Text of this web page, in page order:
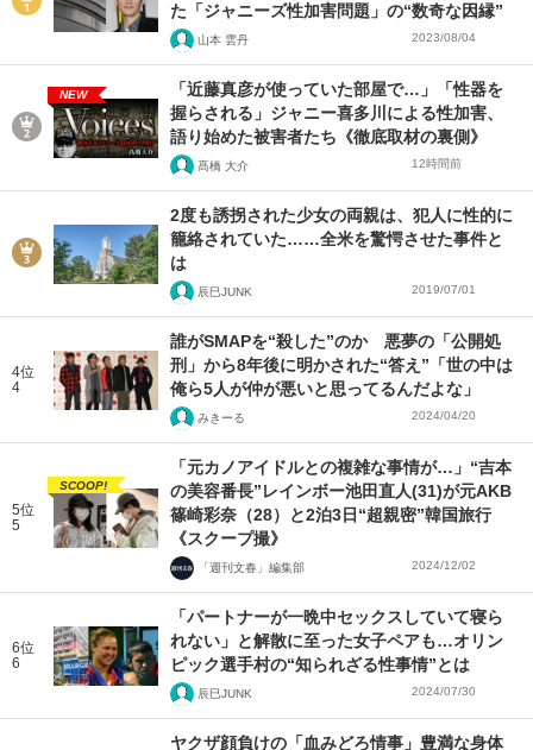
た「ジャニーズ性加害問題」の“数奇な因縁”
山本 雲丹 2023/08/04
NEW
「近藤真彦が使っていた部屋で…」「性器を
握らされる」ジャニー喜多川による性加害、
語り始めた被害者たち《徹底取材の裏側》
髙橋 大介 12時間前
2度も誘拐された少女の両親は、犯人に性的に
籠絡されていた……全米を驚愕させた事件と
は
辰巳JUNK 2019/07/01
4位
4
誰がSMAPを“殺した”のか 悪夢の「公開処
刑」から8年後に明かされた“答え”「世の中は
俺ら5人が仲が悪いと思ってるんだよな」
みきーる 2024/04/20
5位
5
SCOOP!
「元カノアイドルとの複雑な事情が…」“吉本
の美容番長”レインボー池田直人(31)が元AKB
篠崎彩奈（28）と2泊3日“超親密”韓国旅行
《スクープ撮》
「週刊文春」編集部 2024/12/02
6位
6
「パートナーが一晩中セックスしていて寝ら
れない」と解散に至った女子ペアも…オリン
ピック選手村の“知られざる性事情”とは
辰巳JUNK 2024/07/30
ヤクザ顔負けの「血みどろ情事」豊満な身体